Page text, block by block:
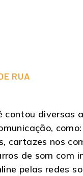
RUA
contou diversas
cartazes nos
de som com
pelas redes